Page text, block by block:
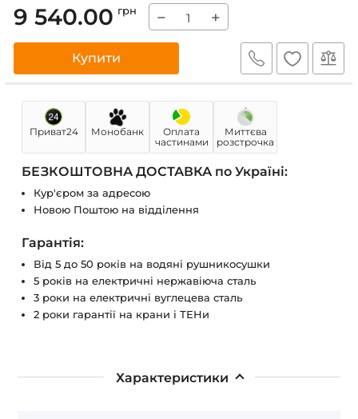
9 540.00 грн − +
Купити
Приват24 Монобанк
Оплата
частинами
Миттєва
розстрочка
БЕЗКОШТОВНА ДОСТАВКА по Україні:
Кур'єром за адресою
Новою Поштою на відділення
Гарантія:
Від 5 до 50 років на водяні рушникосушки
5 років на електричні нержавіюча сталь
3 роки на електричні вуглецева сталь
2 роки гарантії на крани і ТЕНи
Характеристики